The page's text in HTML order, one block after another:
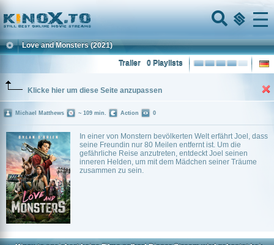
Home
Menu
Love and Monsters (2021)
0 Playlists
Trailer
Klicke hier um diese Seite anzupassen
In einer von Monstern bevölkerten Welt erfährt Joel, dass
seine Freundin nur 80 Meilen entfernt ist. Um die
gefährliche Reise anzutreten, entdeckt Joel seinen
inneren Helden, um mit dem Mädchen seiner Träume
zusammen zu sein.
Michael Matthews ~ 109 min. Action 0